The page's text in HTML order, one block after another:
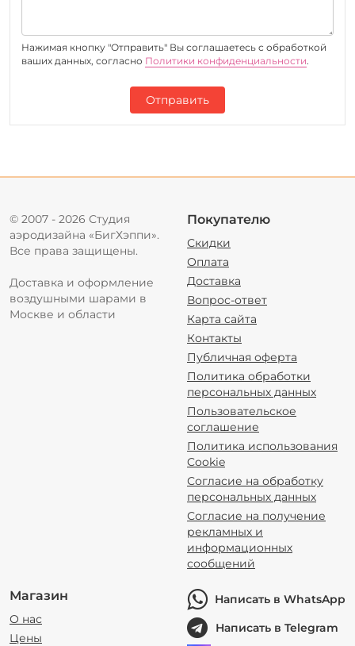
Нажимая кнопку "Отправить" Вы соглашаетесь c обработкой
ваших данных, согласно Политики конфиденциальности.
Отправить
© 2007 - 2026 Студия
аэродизайна «БигХэппи».
Все права защищены.
Доставка и оформление
воздушными шарами в
Москве и области
Покупателю
Скидки
Оплата
Доставка
Вопрос-ответ
Карта сайта
Контакты
Публичная оферта
Политика обработки
персональных данных
Пользовательское
соглашение
Политика использования
Cookie
Согласие на обработку
персональных данных
Согласие на получение
рекламных и
информационных
сообщений
Магазин
О нас
Цены
Написать в WhatsApp
Написать в Telegram